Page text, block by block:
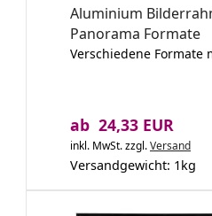
Aluminium
Panorama Formate
Verschiedene Formate
ab 24,33 EUR
inkl. MwSt.zzgl.Versand
Versandgewicht: 1kg